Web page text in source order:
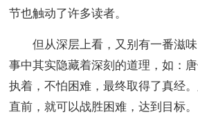
节也触动了许多读者。
但从深层上看，又别有一番滋
事中其实隐藏着深刻的道理，如：
执着，不怕困难，最终取得了真经
直前，就可以战胜困难，达到目标。